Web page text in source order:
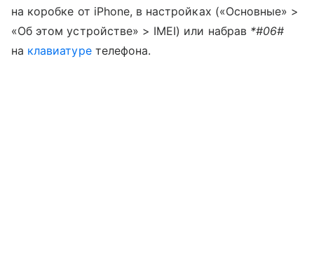
на коробке от iPhone, в настройках («Основные» >
«Об этом устройстве» > IMEI) или набрав *#06#
на клавиатуретелефона.